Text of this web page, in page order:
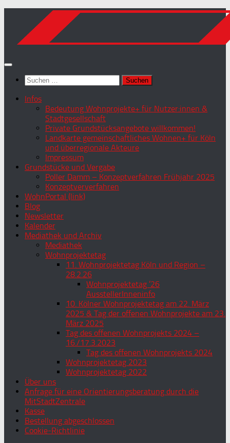
springen
Suchen
nach:
Infos
Bedeutung Wohnprojekte+ für Nutzer:innen &
Stadtgesellschaft
Private Grundstücksangebote willkommen!
Landkarte gemeinschaftliches Wohnen+ für Köln
und überregionale Akteure
Impressum
Grundstücke und Vergabe
Poller Damm – Konzeptverfahren Frühjahr 2025
Konzeptververfahren
WohnPortal (link)
Blog
Newsletter
Kalender
Mediathek und Archiv
Mediathek
Wohnprojektetag
11. Wohnprojektetag Köln und Region –
28.2.26
Wohnprojektetag ’26
AusstellerInneninfo
10. Kölner Wohnprojektetag am 22. März
2025 & Tag der offenen Wohnprojekte am 23.
März 2025
Tag des offenen Wohnprojekts 2024 –
16./17.3.2023
Tag des offenen Wohnprojekts 2024
Wohnprojektetag 2023
Wohnprojektetag 2022
Über uns
Anfrage für eine Orientierungsberatung durch die
MitStadtZentrale
Kasse
Bestellung abgeschlossen
Cookie-Richtlinie